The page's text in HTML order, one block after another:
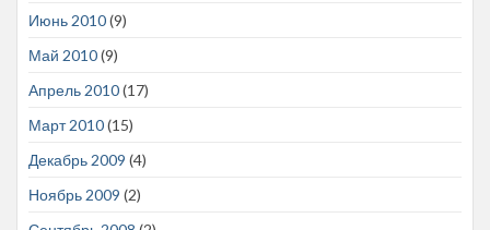
Июнь 2010(9)
Май 2010(9)
Апрель 2010(17)
Март 2010(15)
Декабрь 2009 (4)
Ноябрь 2009 (2)